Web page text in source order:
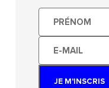
Prénom
E-
mail
JE M'INSCRIS